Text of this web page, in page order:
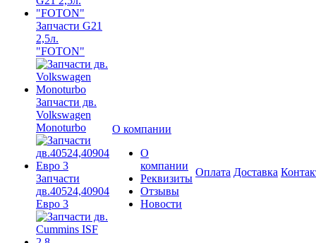
Запчасти G21
2,5л.
"FOTON"
Запчасти дв.
Volkswagen
Monoturbo
Запчасти
дв.40524,40904
Евро 3
О компании
О
компании
Реквизиты
Отзывы
Новости
Оплата Доставка